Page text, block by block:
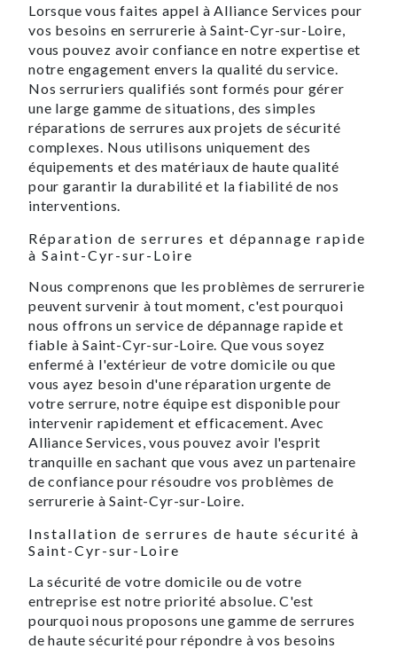
Lorsque vous faites appel à Alliance Services pour
vos besoins en serrurerie à Saint-Cyr-sur-Loire,
vous pouvez avoir confiance en notre expertise et
notre engagement envers la qualité du service.
Nos serruriers qualifiés sont formés pour gérer
une large gamme de situations, des simples
réparations de serrures aux projets de sécurité
complexes. Nous utilisons uniquement des
équipements et des matériaux de haute qualité
pour garantir la durabilité et la fiabilité de nos
interventions.
Réparation de serrures et dépannage rapide
à Saint-Cyr-sur-Loire
Nous comprenons que les problèmes de serrurerie
peuvent survenir à tout moment, c'est pourquoi
nous offrons un service de dépannage rapide et
fiable à Saint-Cyr-sur-Loire. Que vous soyez
enfermé à l'extérieur de votre domicile ou que
vous ayez besoin d'une réparation urgente de
votre serrure, notre équipe est disponible pour
intervenir rapidement et efficacement. Avec
Alliance Services, vous pouvez avoir l'esprit
tranquille en sachant que vous avez un partenaire
de confiance pour résoudre vos problèmes de
serrurerie à Saint-Cyr-sur-Loire.
Installation de serrures de haute sécurité à
Saint-Cyr-sur-Loire
La sécurité de votre domicile ou de votre
entreprise est notre priorité absolue. C'est
pourquoi nous proposons une gamme de serrures
de haute sécurité pour répondre à vos besoins